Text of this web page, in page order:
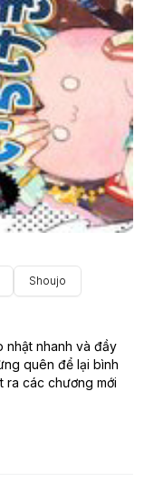
Shoujo
nhật nhanh và đầy
quên để lại bình
ra các chương mới